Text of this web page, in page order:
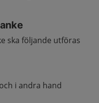
ska följande utföras
i andra hand